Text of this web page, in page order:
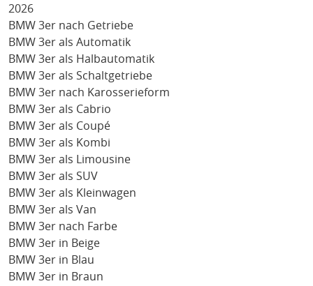
2026
BMW 3er nach Getriebe
BMW 3er als Automatik
BMW 3er als Halbautomatik
BMW 3er als Schaltgetriebe
BMW 3er nach Karosserieform
BMW 3er als Cabrio
BMW 3er als Coupé
BMW 3er als Kombi
BMW 3er als Limousine
BMW 3er als SUV
BMW 3er als Kleinwagen
BMW 3er als Van
BMW 3er nach Farbe
BMW 3er in Beige
BMW 3er in Blau
BMW 3er in Braun